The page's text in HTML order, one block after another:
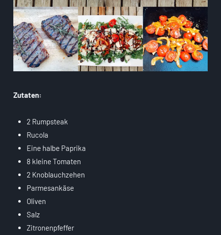
Zutaten:
2 Rumpsteak
Rucola
Eine halbe Paprika
8 kleine Tomaten
2 Knoblauchzehen
Parmesankäse
Oliven
Salz
Zitronenpfeffer